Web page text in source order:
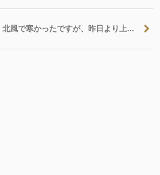
北風で寒かったですが、昨日より上...